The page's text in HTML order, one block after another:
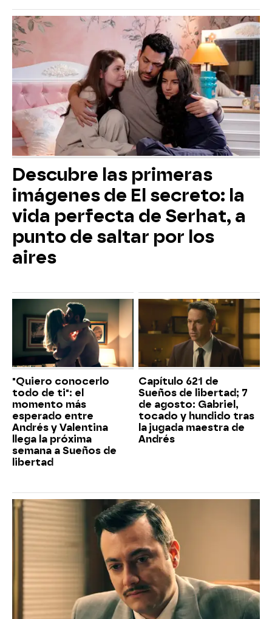
Descubre las primeras
imágenes de El secreto: la
vida perfecta de Serhat, a
punto de saltar por los
aires
"Quiero conocerlo
todo de ti": el
momento más
esperado entre
Andrés y Valentina
llega la próxima
semana a Sueños de
libertad
Capítulo 621 de
Sueños de libertad; 7
de agosto: Gabriel,
tocado y hundido tras
la jugada maestra de
Andrés